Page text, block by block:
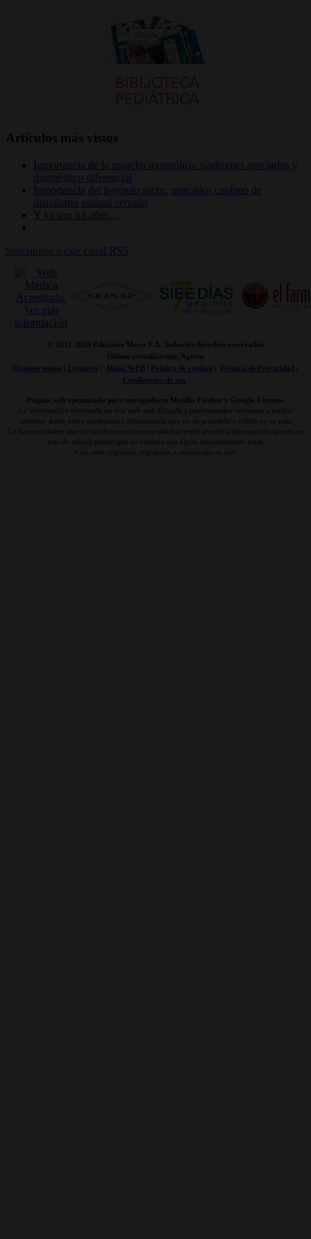
Artículos más vistos
Importancia de la mancha mongólica: síndromes asociados y
diagnóstico diferencial
Importancia del hoyuelo sacro: marcador cutáneo de
disrafismo espinal cerrado
Y ya son 63 años…
Suscribirse a este canal RSS
© 2011- 2026 Ediciones Mayo S.A. Todos los derechos reservados
Última actualización: Agosto
Quienes somos| Contacto Mapa WEB| Politica de cookies|
Politica de Privacidad /
Condiciones de uso
Página web optimizada para navegadores Mozilla Firefox y Google Chrome
La información contenida en esta web está dirigida a profesionales sanitarios y podría
contener datos sobre productos o información que no es accesible o válida en su país.
Le hacemos saber que no nos hacemos responsables si usted accede a información que en su
país de origen puede que no cumpla con algún requerimiento legal,
o no estar regulada, registrada o autorizado su uso.